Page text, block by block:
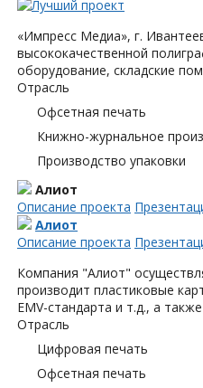
«Импресс Медиа», г.
высококачественной
оборудование, складские
Отрасль
Офсетная печать
Книжно-журнальное
Производство упаковки
Алиот
Описание проекта
Алиот
Описание проекта
Компания "Алиот"
производит пластиковые
EMV-стандарта и т.д., а
Отрасль
Цифровая печать
Офсетная печать